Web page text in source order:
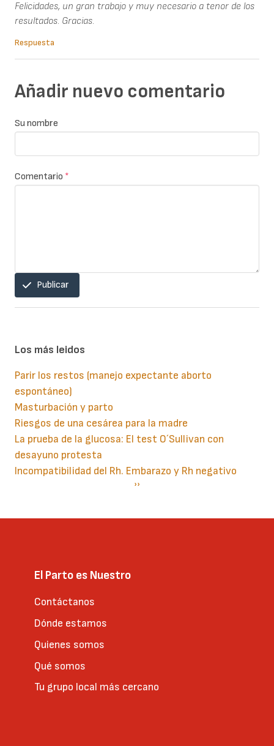
Felicidades, un gran trabajo y muy necesario a tenor de los
resultados. Gracias.
Respuesta
Añadir nuevo comentario
Su nombre
Comentario *
Publicar
Los más leidos
Parir los restos (manejo expectante aborto
espontáneo)
Masturbación y parto
Riesgos de una cesárea para la madre
La prueba de la glucosa: El test O´Sullivan con
desayuno protesta
Incompatibilidad del Rh. Embarazo y Rh negativo
Siguiente
››
El Parto es Nuestro
Contáctanos
Dónde estamos
Quienes somos
Qué somos
Tu grupo local más cercano